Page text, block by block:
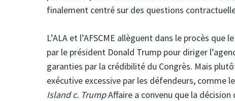
finalement centré sur des questions
L’ALA et l’AFSCME allèguent dans le procès
par le président Donald Trump pour diriger
garanties par la crédibilité du Congrès. Mais
exécutive excessive par les défendeurs, comme
Island c. TrumpAffaire a convenu que la décision